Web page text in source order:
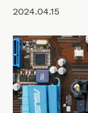
2024.04.15